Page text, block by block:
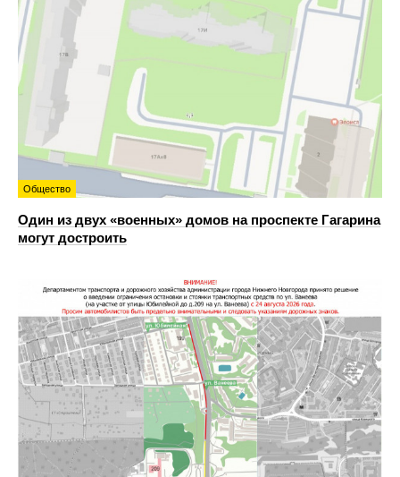
Общество
Один из двух «военных» домов на проспекте Гагарина
могут достроить